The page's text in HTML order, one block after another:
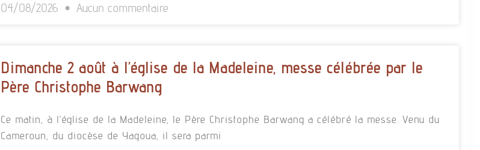
04/08/2026 Aucun commentaire
Dimanche 2 août à l’église de la Madeleine, messe célébrée par le
Père Christophe Barwang
Ce matin, à l’église de la Madeleine, le Père Christophe Barwang a célébré la messe. Venu du
Cameroun, du diocèse de Yagoua, il sera parmi